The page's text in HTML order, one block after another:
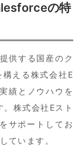
の特
供する国産のク
える株式会社E
績とノウハウを
株式会社Eスト
サポートしてお
ています。